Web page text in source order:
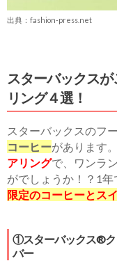
出典：fashion-press.net
スターバックス
リング４選！
スターバックスのフ
コーヒーがあります
アリングで、ワンラ
がでしょうか！？1年
限定のコーヒーとス
①スターバックス®ク
バー